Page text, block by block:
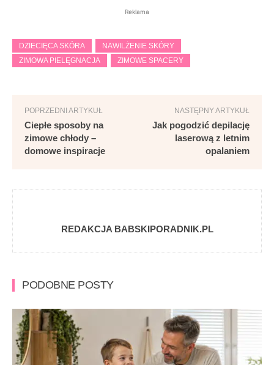
Reklama
DZIECIĘCA SKÓRA
NAWILŻENIE SKÓRY
ZIMOWA PIELĘGNACJA
ZIMOWE SPACERY
POPRZEDNI ARTYKUŁ
Ciepłe sposoby na
zimowe chłody –
domowe inspiracje
NASTĘPNY ARTYKUŁ
Jak pogodzić depilację
laserową z letnim
opalaniem
REDAKCJA BABSKIPORADNIK.PL
PODOBNE POSTY